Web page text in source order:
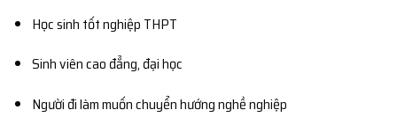
Học sinh tốt nghiệp THPT
Sinh viên cao đẳng, đại học
Người đi làm muốn chuyển hướng nghề nghiệp